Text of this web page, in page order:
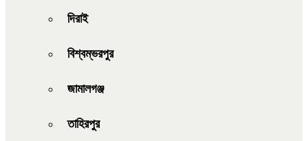
দিরাই
বিশ্বম্ভরপুর
জামালগঞ্জ
তাহিরপুর